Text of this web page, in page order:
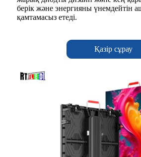
берік және энергияны үнемдейтін
қамтамасыз етеді.
Қазір сұрау